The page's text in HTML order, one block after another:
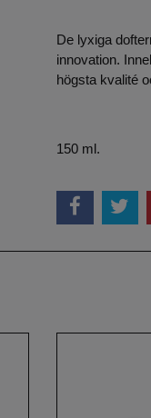
De lyxiga
innovation.
högsta kvalité
150 ml.